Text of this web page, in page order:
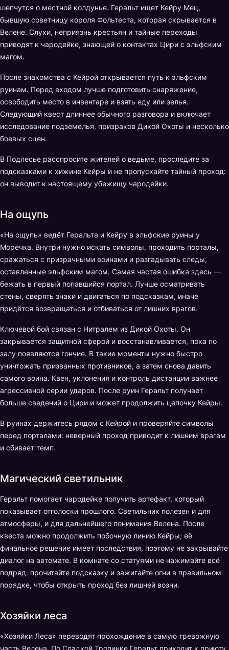
шепчутся о местной колдунье. Геральт ищет Кейру Мец,
бывшую советницу короля Фольтеста, которая скрывается в
Велене. Слухи, неприязнь крестьян и тайные переходы
приводят к чародейке, знающей о контактах Цири с эльфским
магом.
После знакомства с Кейрой открывается путь к эльфским
руинам. Перед входом лучше подготовить снаряжение,
освободить место в инвентаре и взять еду или зелья.
Следующий квест длиннее обычного разговора и включает
исследование подземелья, призраков Дикой Охоты и несколько
боевых сцен.
В Подлесье расспросите жителей о ведьме, проследите за
подсказками к хижине Кейры и не пропускайте тайный проход:
он выводит к настоящему убежищу чародейки.
На ощупь
«На ощупь» ведёт Геральта и Кейру в эльфские руины у
Моречка. Внутри нужно искать символы, проходить порталы,
сражаться с призрачными воинами и разгадывать следы,
оставленные эльфским магом. Самая частая ошибка здесь —
бежать в первый попавшийся портал. Лучше осматривать
стены, сверять знаки и двигаться по подсказкам, иначе
придётся возвращаться и отбиваться от лишних врагов.
Ключевой бой связан с Нитралем из Дикой Охоты. Он
закрывается защитной сферой и восстанавливается, пока по
залу появляются гончие. В такие моменты нужно быстро
уничтожать призванных противников, а затем снова давить
самого воина. Квен, уклонения и контроль дистанции важнее
агрессивной серии ударов. После руин Геральт получает
больше сведений о Цири и может продолжить цепочку Кейры.
В руинах держитесь рядом с Кейрой и проверяйте символы
перед порталами: неверный проход приводит к лишним врагам
и сбивает темп.
Магический светильник
Геральт помогает чародейке получить артефакт, который
показывает отголоски прошлого. Светильник полезен и для
атмосферы, и для дальнейшего понимания Велена. После
квеста можно продолжить побочную линию Кейры; её
финальное решение имеет последствия, поэтому не закрывайте
диалог на автомате. В комнате со статуями не нажимайте всё
подряд: прочитайте подсказку и зажигайте огни в правильном
порядке, чтобы открыть проход без лишней возни.
Хозяйки леса
«Хозяйки Леса» переводят прохождение в самую тревожную
часть Велена. По Сладкой Тропинке Геральт приходит к приюту